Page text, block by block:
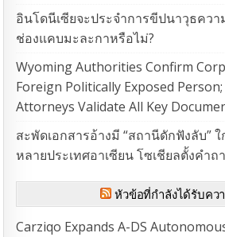
อินโดนีเซียจะประจำการขีปนาวุธควา
ช่องแคบมะละกาหรือไม่?
Wyoming Authorities Confirm
Foreign Politically Exposed
Attorneys Validate All Key
สะพัดเอกสารอ้างมี “สถานีดักฟังลับ”
หลายประเทศอาเซียน โซเชียลตั้งคำถ
หัวข้อที่กำลังได้รับคว
Carziqo Expands A-DS